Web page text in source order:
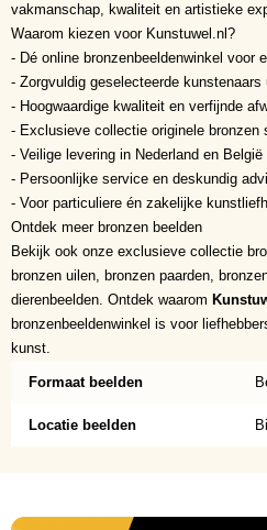
vakmanschap, kwaliteit en artistieke
Waarom kiezen voor Kunstuwel.nl?
- Dé online bronzenbeeldenwinkel voor
- Zorgvuldig geselecteerde
- Hoogwaardige kwaliteit en verfijnde
- Exclusieve collectie originele bronzen
- Veilige levering in Nederland en België
- Persoonlijke service en deskundig
- Voor particuliere én zakelijke
Ontdek meer bronzen beelden
Bekijk ook onze exclusieve collectie
bronzen uilen, bronzen paarden,
dierenbeelden. Ontdek waarom
bronzenbeeldenwinkel is voor
kunst.
Formaat beelden
Locatie beelden